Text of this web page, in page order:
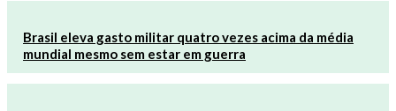
Brasil eleva gasto militar quatro vezes acima da média
mundial mesmo sem estar em guerra